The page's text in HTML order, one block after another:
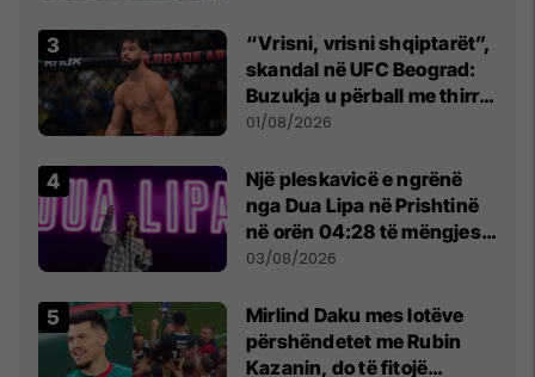
“Vrisni, vrisni shqiptarët”,
skandal në UFC Beograd:
Buzukja u përball me thirrje
anti-shqiptare nga
01/08/2026
Një pleskavicë e ngrënë
nga Dua Lipa në Prishtinë
në orën 04:28 të mëngjesit
- dhe bota digjitale serbe
03/08/2026
Mirlind Daku mes lotëve
përshëndetet me Rubin
Kazanin, do të fitojë